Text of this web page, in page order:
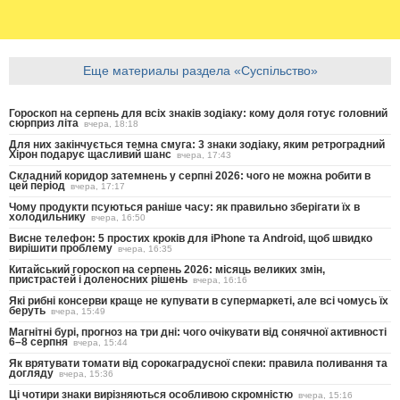
Еще материалы раздела «Суспільство»
Гороскоп на серпень для всіх знаків зодіаку: кому доля готує головний
сюрприз літа вчера, 18:18
Для них закінчується темна смуга: 3 знаки зодіаку, яким ретроградний
Хірон подарує щасливий шанс вчера, 17:43
Складний коридор затемнень у серпні 2026: чого не можна робити в
цей період вчера, 17:17
Чому продукти псуються раніше часу: як правильно зберігати їх в
холодильнику вчера, 16:50
Висне телефон: 5 простих кроків для iPhone та Android, щоб швидко
вирішити проблему вчера, 16:35
Китайський гороскоп на серпень 2026: місяць великих змін,
пристрастей і доленосних рішень вчера, 16:16
Які рибні консерви краще не купувати в супермаркеті, але всі чомусь їх
беруть вчера, 15:49
Магнітні бурі, прогноз на три дні: чого очікувати від сонячної активності
6–8 серпня вчера, 15:44
Як врятувати томати від сорокаградусної спеки: правила поливання та
догляду вчера, 15:36
Ці чотири знаки вирізняються особливою скромністю вчера, 15:16